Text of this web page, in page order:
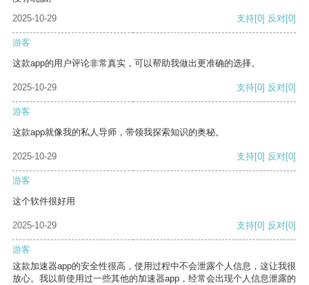
2025-10-29
支持[0] 反对[0]
游客
这款app的用户评论非常真实，可以帮助我做出更准确的选择。
2025-10-29 支持[0] 反对[0]
游客
这款app就像我的私人导师，带领我探索知识的奥秘。
2025-10-29 支持[0] 反对[0]
游客
这个软件很好用
2025-10-29 支持[0] 反对[0]
游客
这款加速器app的安全性很高，使用过程中不会泄露个人信息，这让我很
放心。我以前使用过一些其他的加速器app，经常会出现个人信息泄露的